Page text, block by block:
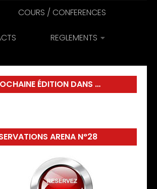
COURS / CONFERENCES
REGLEMENTS
ÉDITION DANS …
ARENA N°28